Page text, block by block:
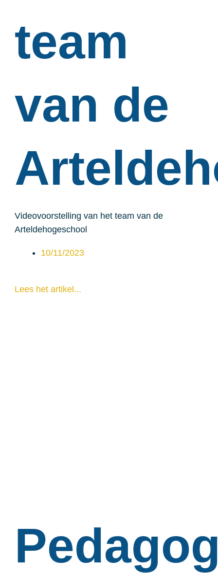
team
van de
Videovoorstelling van het team van de
Arteldehogeschool
10/11/2023
Lees het artikel...